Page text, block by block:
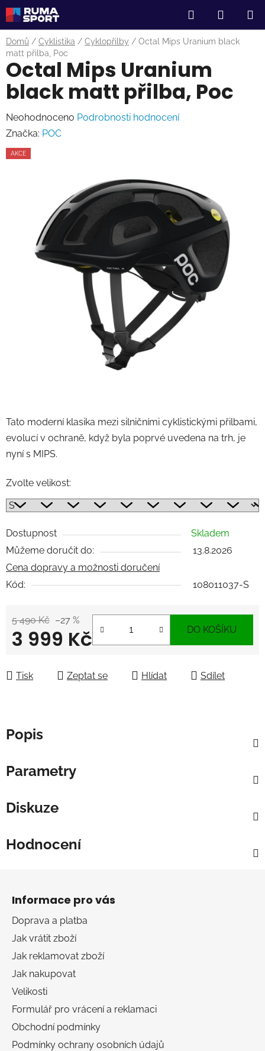
Přejít
na
obsah
Hledat
KOŠÍK
Domů / Cyklistika / Cyklopřilby / Octal Mips Uranium black
matt přilba, Poc
Tato moderní klasika mezi silničními cyklistickými přilbami,
evolucí v ochraně, když byla poprvé uvedena na trh, je
nyní s MIPS.
Zvolte velikost:
Dostupnost
Skladem
Můžeme doručit do:
13.8.2026
Cena dopravy a možnosti doručení
Kód:
108011037-S
5 490 Kč –27 %
3 999 Kč DO KOŠÍKU
Tisk Zeptat se Hlídat Sdílet
Octal Mips Uranium
black matt přilba, Poc
Průměrné
hodnocení
produktu
hvězdiček.
Neohodnoceno Podrobnosti hodnocení
Značka: POC
AKCE
Popis
Parametry
Diskuze
Hodnocení
Informace pro vás
Doprava a platba
Jak vrátit zboží
Jak reklamovat zboží
Jak nakupovat
Velikosti
Formulář pro vrácení a reklamaci
Obchodní podmínky
Podmínky ochrany osobních údajů